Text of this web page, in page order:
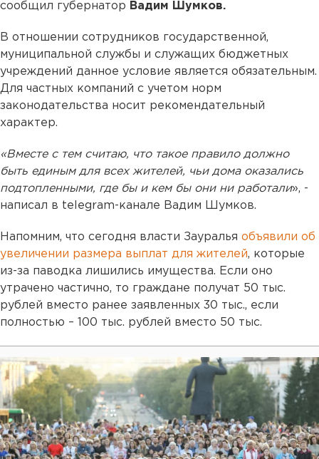
сообщил губернатор Вадим Шумков.
В отношении сотрудников государственной,
муниципальной службы и служащих бюджетных
учреждений данное условие является обязательным.
Для частных компаний с учетом норм
законодательства носит рекомендательный
характер.
«Вместе с тем считаю, что такое правило должно
быть единым для всех жителей, чьи дома оказались
подтопленными, где бы и кем бы они ни работали», -
написал в telegram-канале Вадим Шумков.
Напомним, что сегодня власти Зауралья объявили об
увеличении размера выплат для жителей, которые
из-за паводка лишились имущества. Если оно
утрачено частично, то граждане получат 50 тыс.
рублей вместо ранее заявленных 30 тыс., если
полностью – 100 тыс. рублей вместо 50 тыс.